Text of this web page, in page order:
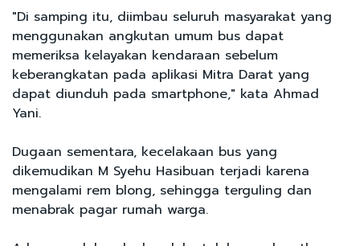
"Di samping itu, diimbau seluruh masyarakat yang
menggunakan angkutan umum bus dapat
memeriksa kelayakan kendaraan sebelum
keberangkatan pada aplikasi Mitra Darat yang
dapat diunduh pada smartphone," kata Ahmad
Yani.
Dugaan sementara, kecelakaan bus yang
dikemudikan M Syehu Hasibuan terjadi karena
mengalami rem blong, sehingga terguling dan
menabrak pagar rumah warga.